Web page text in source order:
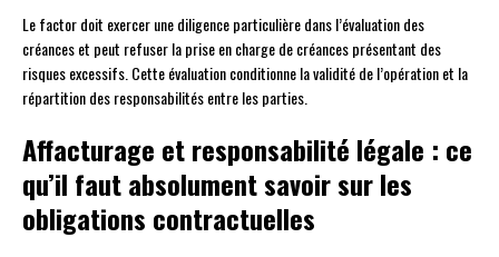
Le factor doit exercer une diligence particulière dans l’évaluation des
créances et peut refuser la prise en charge de créances présentant des
risques excessifs. Cette évaluation conditionne la validité de l’opération et la
répartition des responsabilités entre les parties.
Affacturage et responsabilité légale : ce
qu’il faut absolument savoir sur les
obligations contractuelles